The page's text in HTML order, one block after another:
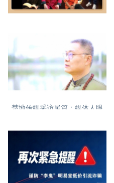
楚地传媒采访尾篇：媒体人眼